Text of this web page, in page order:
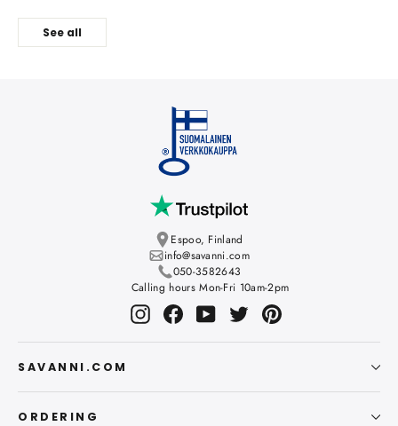
See all
Espoo, Finland
info@savanni.com
050-3582643
Calling hours Mon-Fri 10am-2pm
InstagramFacebookYouTubeTwitterPinterest
SAVANNI.COM
ORDERING